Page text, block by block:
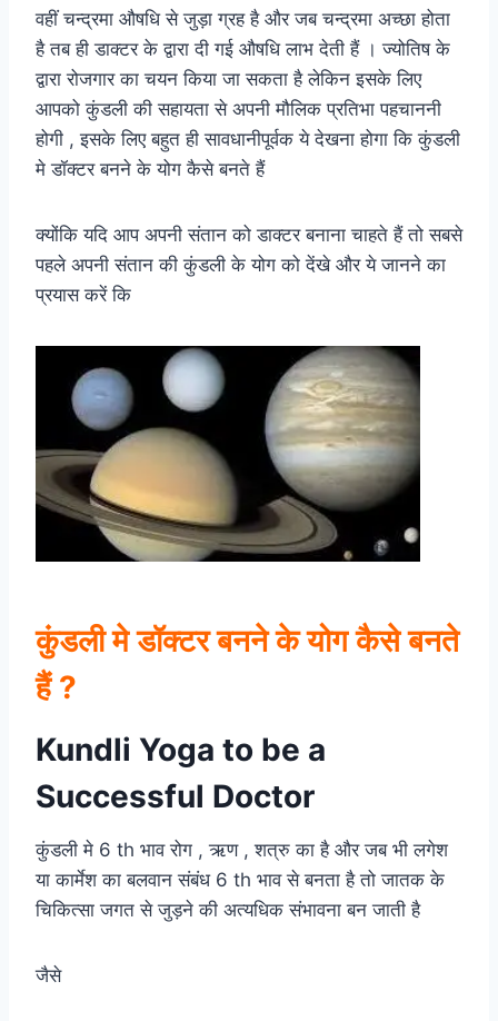
वहीं चन्द्रमा औषधि से जुड़ा ग्रह है और जब चन्द्रमा अच्छा होता
है तब ही डाक्टर के द्वारा दी गई औषधि लाभ देती हैं । ज्योतिष के
द्वारा रोजगार का चयन किया जा सकता है लेकिन इसके लिए
आपको कुंडली की सहायता से अपनी मौलिक प्रतिभा पहचाननी
होगी , इसके लिए बहुत ही सावधानीपूर्वक ये देखना होगा कि कुंडली
मे डॉक्टर बनने के योग कैसे बनते हैं
क्योंकि यदि आप अपनी संतान को डाक्टर बनाना चाहते हैं तो सबसे
पहले अपनी संतान की कुंडली के योग को देंखे और ये जानने का
प्रयास करें कि
कुंडली मे डॉक्टर बनने के योग कैसे बनते
हैं ?
Kundli Yoga to be a
Successful Doctor
कुंडली मे 6 th भाव रोग , ऋण , शत्रु का है और जब भी लगेश
या कार्मेश का बलवान संबंध 6 th भाव से बनता है तो जातक के
चिकित्सा जगत से जुड़ने की अत्यधिक संभावना बन जाती है
जैसे